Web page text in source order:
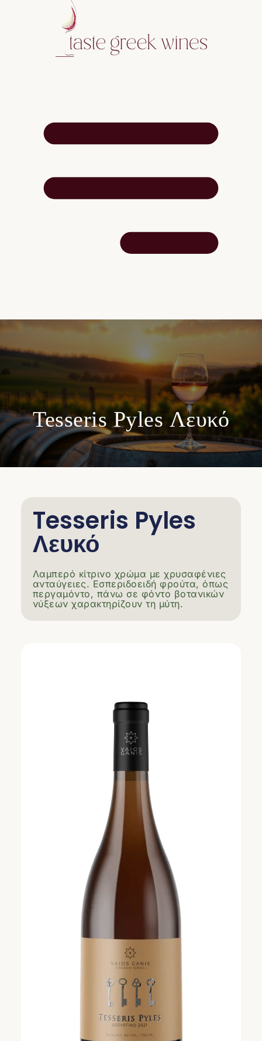
Tesseris Pyles Λευκό
Tesseris Pyles
Λευκό
Λαμπερό κίτρινο χρώμα με χρυσαφένιες
ανταύγειες. Εσπεριδοειδή φρούτα, όπως
περγαμόντο, πάνω σε φόντο βοτανικών
νύξεων χαρακτηρίζουν τη μύτη.